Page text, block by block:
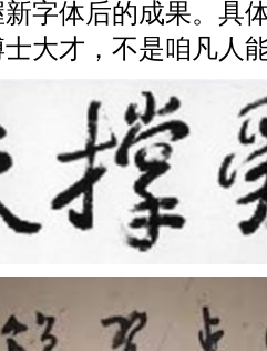
字体后的成果。具
大才，不是咱凡人